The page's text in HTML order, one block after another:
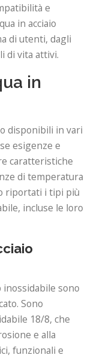
e
in acciaio
di utenti, dagli
di vita attivi.
in
disponibili in vari
esigenze e
caratteristiche
di temperatura
riportati i tipi più
incluse le loro
inossidabile sono
Sono
18/8, che
e alla
funzionali e